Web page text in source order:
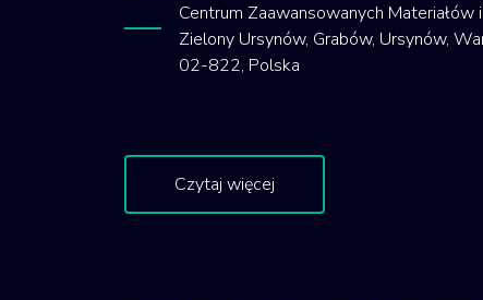
Centrum Zaawansowanych
Zielony Ursynów, Grabów, Ursynów,
02-822, Polska
Czytaj więcej